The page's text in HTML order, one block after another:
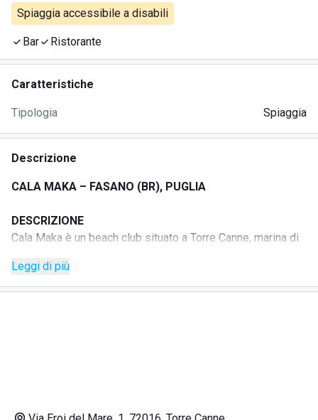
Spiaggia accessibile a disabili
Bar Ristorante
Caratteristiche
Tipologia Spiaggia
Descrizione
CALA MAKA – FASANO (BR), PUGLIA
DESCRIZIONE
Cala Maka è un beach club situato a Torre Canne, marina di
pugliese caratterizzato da sabbia dorata e acque cristalline.
:contentReference[oaicite:0]{index=0}
Leggi di più